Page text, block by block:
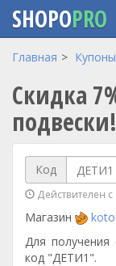
Перейти
основному
содержанию
SHOPOPRO
Главная Купоны
Скидка
подвески!
Код
Действителен с
Магазин
Для получения
код "ДЕТИ1".